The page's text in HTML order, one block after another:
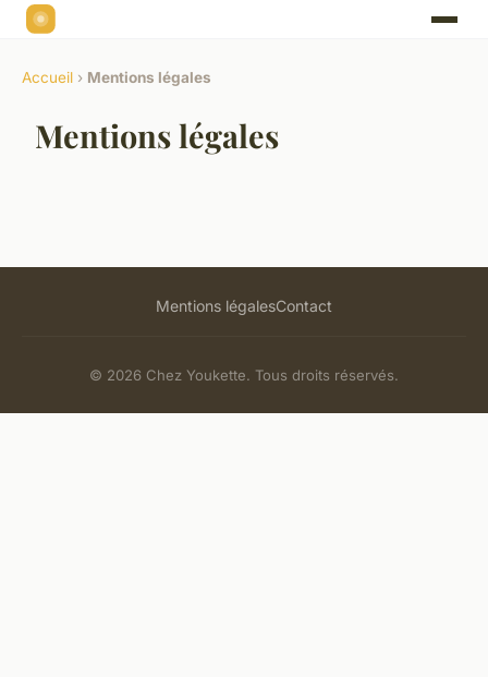
Accueil › Mentions légales
Mentions légales
Mentions légalesContact
© 2026 Chez Youkette. Tous droits réservés.